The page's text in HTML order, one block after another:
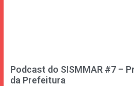
Podcast do SISMMAR #7 –
da Prefeitura